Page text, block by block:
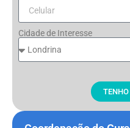
Cidade de Interesse
TENHO